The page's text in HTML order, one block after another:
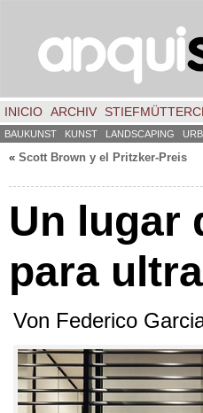
INICIO ARCHIV
BAUKUNST KUNST LANDSCAPING
« Scott Brown y el Pritzker-Preis
Un lugar
para
Von Federico